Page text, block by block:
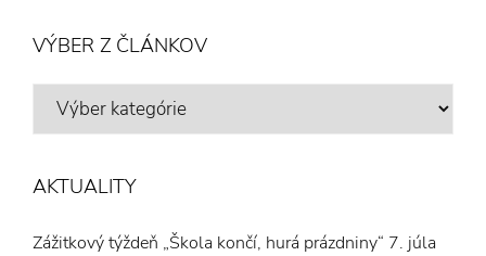
VÝBER Z ČLÁNKOV
VÝBER
AKTUALITY
Zážitkový týždeň „Škola končí, hurá prázdniny“ 7. júla